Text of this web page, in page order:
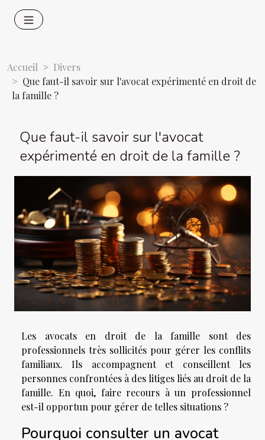
Accueil
Divers
Que faut-il savoir sur l'avocat expérimenté en droit de
la famille ?
Que faut-il savoir sur l'avocat
expérimenté en droit de la famille ?
Les avocats en droit de la famille sont des
professionnels très sollicités pour gérer les conflits
familiaux. Ils accompagnent et conseillent les
personnes confrontées à des litiges liés au droit de la
famille. En quoi, faire recours à un professionnel
est-il opportun pour gérer de telles situations ?
Pourquoi consulter un avocat